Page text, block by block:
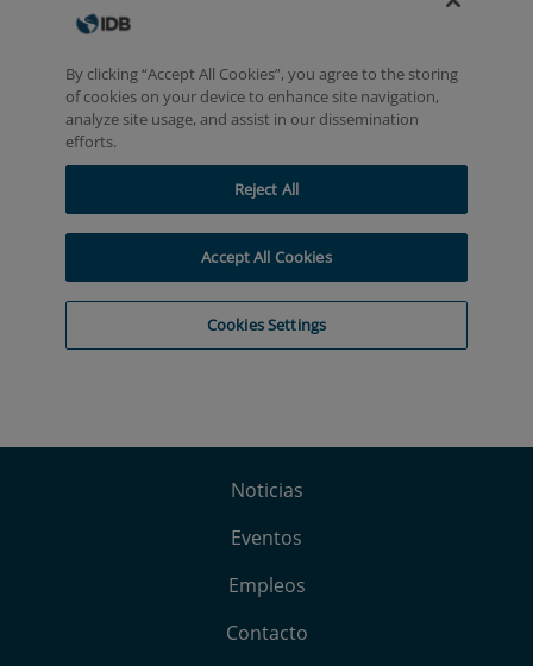
Noticias
Eventos
Empleos
Contacto